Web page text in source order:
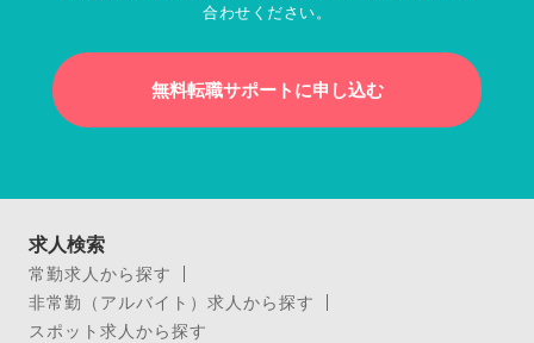
合わせください。
無料転職サポートに申し込む
求人検索
常勤求人から探す
非常勤（アルバイト）求人から探す
スポット求人から探す